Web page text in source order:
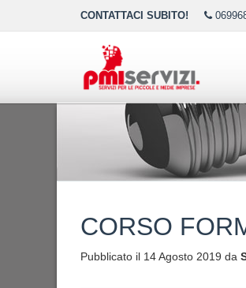
CONTATTACI SUBITO!
CORSO
Pubblicato il 14 Agosto 2019 da